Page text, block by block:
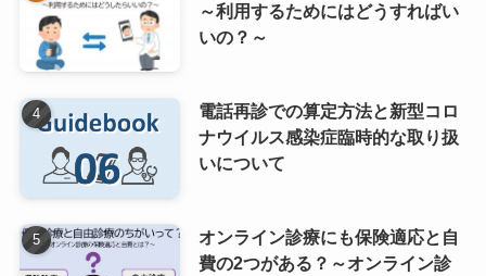
～利用するためにはどうすればい
いの？～
電話再診での算定方法と新型コロ
ナウイルス感染症臨時的な取り扱
いについて
オンライン診療にも保険適応と自
費の2つがある？～オンライン診